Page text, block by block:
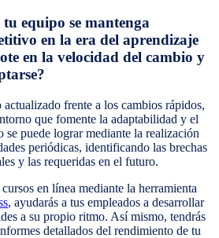
equipo se mantenga
en la era del aprendizaje
en la velocidad del cambio y
actualizado frente a los cambios rápidos,
que fomente la adaptabilidad y el
se puede lograr mediante la realización
periódicas, identificando las brechas
y las requeridas en el futuro.
en línea mediante la herramienta
, ayudarás a tus empleados a desarrollar
a su propio ritmo. Así mismo, tendrás
detallados del rendimiento de tu